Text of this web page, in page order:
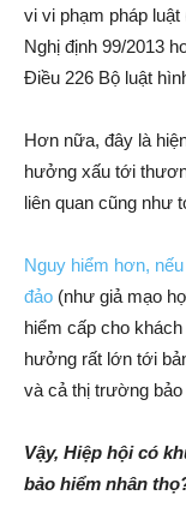
vi vi phạm pháp
Nghị định 99/2013
Điều 226 Bộ luật
Hơn nữa, đây là
hưởng xấu tới
liên quan cũng như
Nguy hiểm hơn,
đảo (như giả mạo
hiểm cấp cho
hưởng rất lớn tới
và cả thị trường bảo
Vậy, Hiệp hội có
bảo hiểm nhân